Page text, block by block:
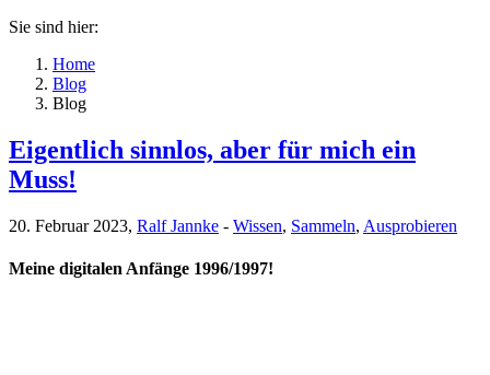
Sie sind hier:
Home
Blog
Blog
Eigentlich sinnlos, aber für mich ein
Muss!
20. Februar 2023, Ralf Jannke - Wissen, Sammeln, Ausprobieren
Meine digitalen Anfänge 1996/1997!